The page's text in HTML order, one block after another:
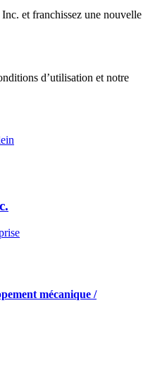
et franchissez une nouvelle
d’utilisation et notre
mécanique /